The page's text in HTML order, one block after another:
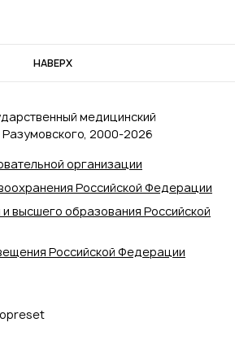
НАВЕРХ
организации
Российской Федерации
высшего образования Российской
Российской Федерации
медицинский
Разумовского, 2000‑2026